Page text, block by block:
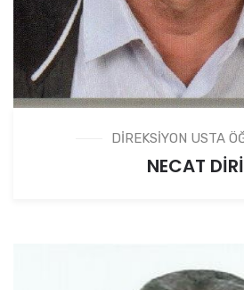
DİREKSİYON USTA
NECAT